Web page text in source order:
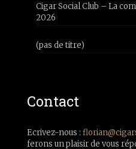
Cigar Social Club – La
2026
(pas de titre)
Contact
Ecrivez-nous :
ferons un plaisir de vous